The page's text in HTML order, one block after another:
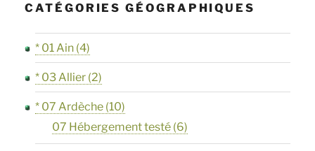
à
Bollène »
CATÉGORIES GÉOGRAPHIQUES
* 01 Ain (4)
* 03 Allier (2)
* 07 Ardèche (10)
07 Hébergement testé (6)